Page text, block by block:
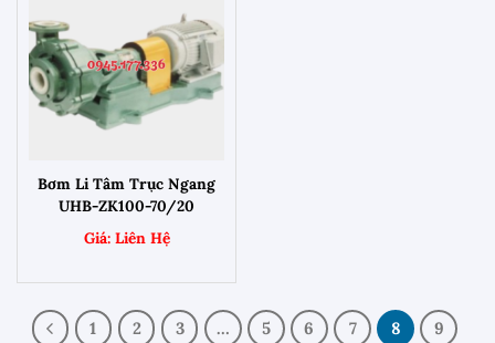
Bơm Li Tâm Trục Ngang
UHB-ZK100-70/20
1 2 3 … 5 6 7 8
9